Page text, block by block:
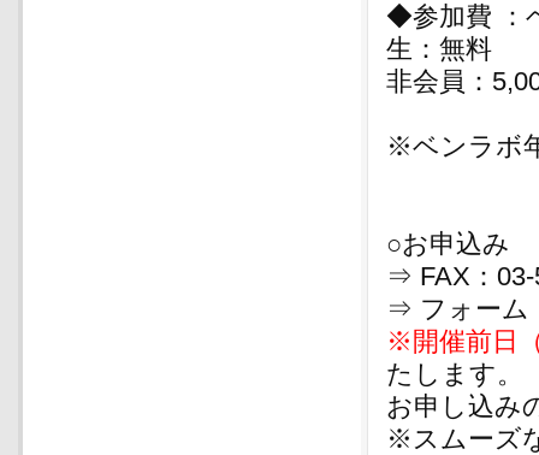
◆参加費 ：
生：無料
非会員：
※ベンラボ
○お申込み
⇒ FAX：03-
⇒ フォーム
※開催前日
たします。
お申し込み
※スムーズ